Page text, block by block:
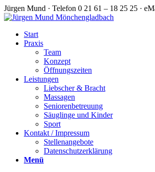
Jürgen Mund · Telefon 0 21 61 – 18 25 25 ·
Start
Praxis
Team
Konzept
Öffnungszeiten
Leistungen
Liebscher & Bracht
Massagen
Seniorenbetreuung
Säuglinge und Kinder
Sport
Kontakt / Impressum
Stellenangebote
Datenschutzerklärung
Menü